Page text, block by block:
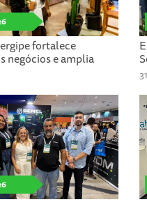
fortalece
negócios e amplia